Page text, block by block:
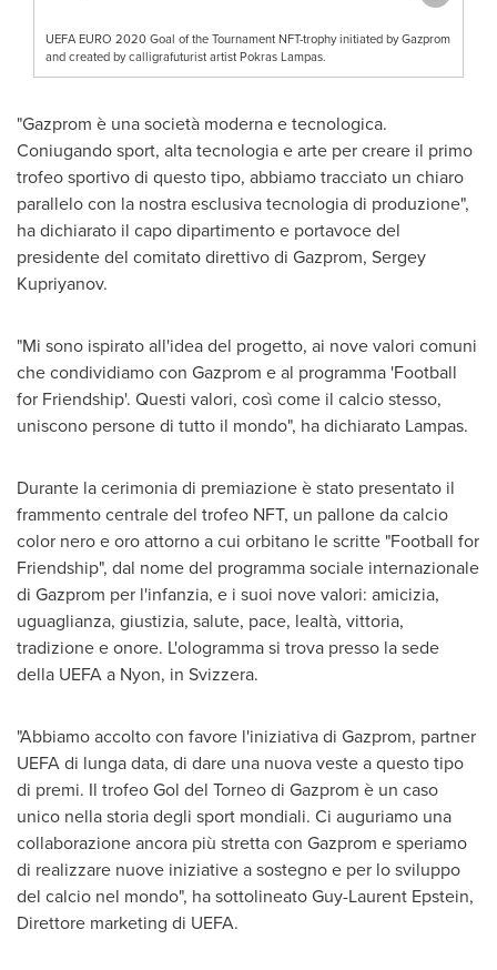
UEFA EURO 2020 Goal of the Tournament NFT-trophy initiated by Gazprom
and created by calligrafuturist artist Pokras Lampas.
"Gazprom è una società moderna e tecnologica.
Coniugando sport, alta tecnologia e arte per creare il primo
trofeo sportivo di questo tipo, abbiamo tracciato un chiaro
parallelo con la nostra esclusiva tecnologia di produzione",
ha dichiarato il capo dipartimento e portavoce del
presidente del comitato direttivo di Gazprom, Sergey
Kupriyanov.
"Mi sono ispirato all'idea del progetto, ai nove valori comuni
che condividiamo con Gazprom e al programma 'Football
for Friendship'. Questi valori, così come il calcio stesso,
uniscono persone di tutto il mondo", ha dichiarato Lampas.
Durante lacerimonia di premiazione è stato presentato il
frammento centrale del trofeo NFT, un pallone da calcio
color nero e oro attorno a cui orbitano le scritte "Football for
Friendship", dal nome del programma sociale internazionale
di Gazprom per l'infanzia, e i suoi nove valori: amicizia,
uguaglianza, giustizia, salute, pace, lealtà, vittoria,
tradizione e onore. L'ologramma si trova presso la sede
della UEFA a Nyon, in Svizzera.
"Abbiamo accolto con favore l'iniziativa di Gazprom, partner
UEFA di lunga data, di dare una nuova veste a questo tipo
di premi. Il trofeo Gol del Torneo di Gazprom è un caso
unico nella storia degli sport mondiali. Ci auguriamo una
collaborazione ancora più stretta con Gazprom e speriamo
di realizzare nuove iniziative a sostegno e per lo sviluppo
del calcio nel mondo", ha sottolineatoGuy-Laurent Epstein,
Direttore marketing di UEFA.